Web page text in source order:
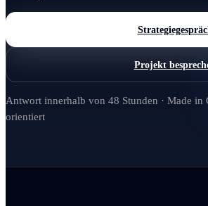
Projekt
Antwort innerhalb von 48 Stunden · Made in
orientiert